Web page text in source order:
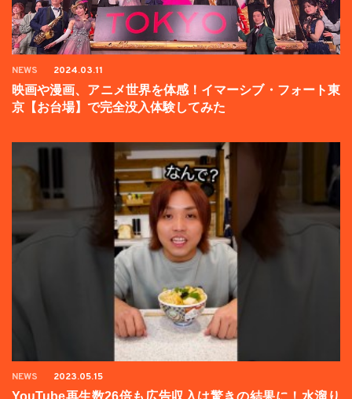
NEWS 2024.03.11
映画や漫画、アニメ世界を体感！イマーシブ・フォート東
京【お台場】で完全没入体験してみた
NEWS 2023.05.15
YouTube再生数26倍も広告収入は驚きの結果に！水溜り